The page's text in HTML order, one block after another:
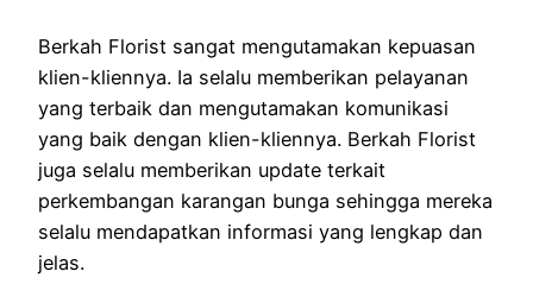
Berkah Florist sangat mengutamakan kepuasan
klien-kliennya. Ia selalu memberikan pelayanan
yang terbaik dan mengutamakan komunikasi
yang baik dengan klien-kliennya. Berkah Florist
juga selalu memberikan update terkait
perkembangan karangan bunga sehingga mereka
selalu mendapatkan informasi yang lengkap dan
jelas.